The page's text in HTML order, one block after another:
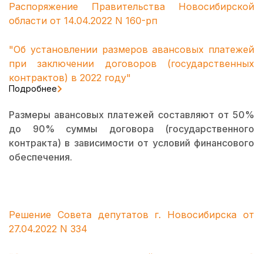
Распоряжение Правительства Новосибирской
области от 14.04.2022 N 160-рп
"Об установлении размеров авансовых платежей
при заключении договоров (государственных
контрактов) в 2022 году"
Подробнее
Размеры авансовых платежей составляют от 50%
до 90% суммы договора (государственного
контракта) в зависимости от условий финансового
обеспечения.
Решение Совета депутатов г. Новосибирска от
27.04.2022 N 334